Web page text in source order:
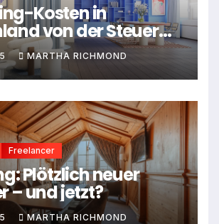
Kosten in
von der Steuer
Dein Leitfaden für
MARTHA RICHMOND
Freelancer
Plötzlich neuer
– und jetzt?
MARTHA RICHMOND